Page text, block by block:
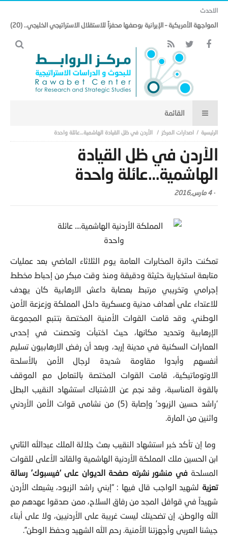
الاحدث
المواجهة الأمريكية – الإيرانية بوصفها محفزاً للاستقلال الاستراتيجي الخليجي.. (20)
اصدارات المركز الأردن في ظل القيادة الهاشمية…عائلة واحدة
الأردن في ظل القيادة
الهاشمية…عائلة واحدة
-4 مارس,2016
تمكنت دائرة المخابرات العامة يوم الثلاثاء الماضي بعد عمليات
متابعة استخبارية حثيثة ودقيقة ومنذ وقت مبكر من إحباط مخطط
إجرامي وتخريبي مرتبط بعصابة داعش الارهابية كان يهدف
للاعتداء على أهداف مدنية وعسكرية داخل المملكة وزعزعة الأمن
الوطني. وقد قامت القوات الأمنية المختصة بتتبع المجموعة
الإرهابية وتحديد مكانها، حيث اختبأت وتحصنت في إحدى
العمارات السكنية في مدينة إربد، وبعد أن رفض الارهابيون تسليم
أنفسهم وأبدوا مقاومة شديدة لرجال الأمن بالأسلحة
الاوتوماتيكية، قامت القوات المختصة بالتعامل مع الموقف
بالقوة المناسبة، وقد نجم عن الاشتباك استشهاد النقيب البطل
‘راشد حسين الزيود’ وإصابة (5) من نشامى قوات الأمن الأردني
واثنين من المارة.
وما إن تأكد خبر استشهاد النقيب بعث جلالة الملك عبدالله الثاني
ابن الحسين ملك المملكة الأردنية الهاشمية والقائد الأعلى للقوات
المسلحةفي منشور نشرته صفحة الديوان على ‘فيسبوك’ رسالة
تعزية لشهيد الواجب قال فيها : “إبني راشد الزيود، يشيعك الأردن
شهيداً في قوافل المجد من رفاق السلاح، ممن صدقوا عهدهم مع
الله والوطن. إن تضحيتك ليست غريبة على الأردنيين، ولا على أبناء
جيشنا العربي وأجهزتنا الأمنية. رحم الله الشهيد وحفظ الوطن”.